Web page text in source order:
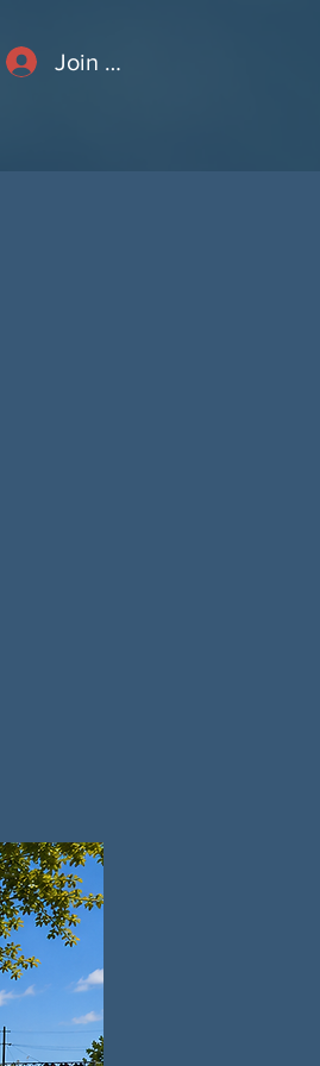
Join or Log In